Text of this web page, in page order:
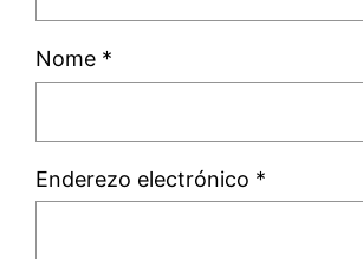
Nome *
Enderezo electrónico *